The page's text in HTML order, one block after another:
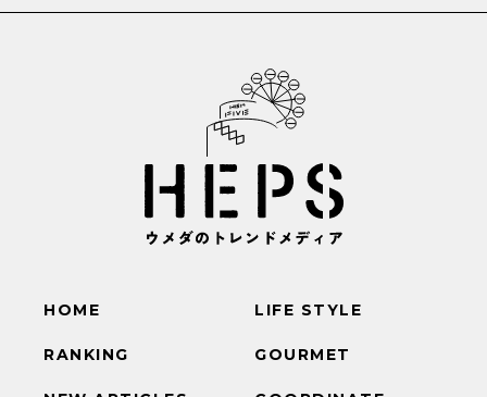
HOME
RANKING
LIFE STYLE
GOURMET